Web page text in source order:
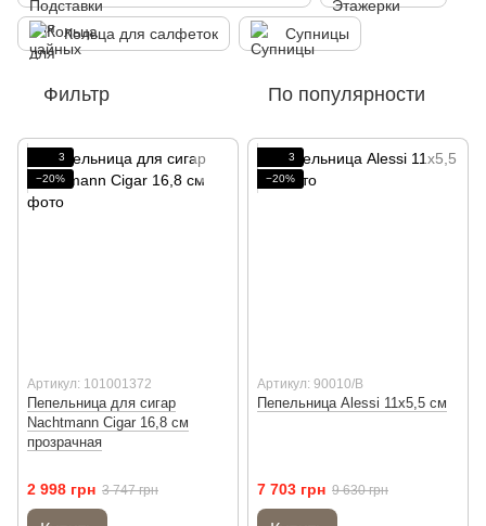
Кольца для салфеток Супницы
Фильтр По популярности
3
−20%
Артикул: 101001372
Пепельница для сигар
Nachtmann Cigar 16,8 см
прозрачная
2 998 грн 3 747 грн
3
−20%
Артикул: 90010/B
Пепельница Alessi 11х5,5 см
7 703 грн 9 630 грн